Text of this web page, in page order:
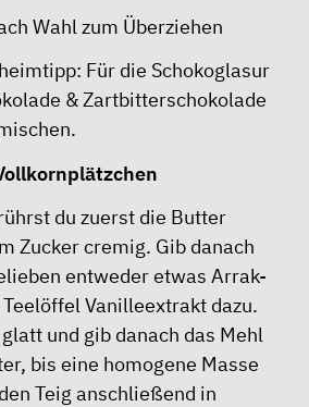
Wahl zum Überziehen
Für die Schokoglasur
& Zartbitterschokolade
du zuerst die Butter
Zucker cremig. Gib danach
entweder etwas Arrak-
Vanilleextrakt dazu.
und gib danach das Mehl
bis eine homogene Masse
Teig anschließend in